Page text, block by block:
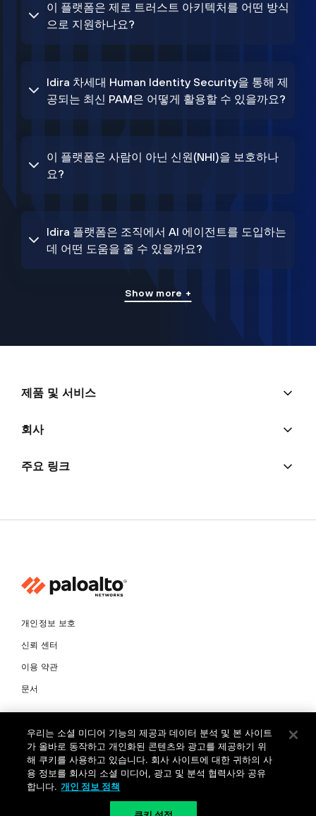
이 플랫폼은 제로 트러스트 아키텍처를 어떤 방식
으로 지원하나요?
Idira 차세대 Human Identity Security을 통해 제
공되는 최신 PAM은 어떻게 활용할 수 있을까요?
이 플랫폼은 사람이 아닌 신원(NHI)을 보호하나
요?
Idira 플랫폼은 조직에서 AI 에이전트를 도입하는
데 어떤 도움을 줄 수 있을까요?
Show more +
제품 및 서비스
회사
주요 링크
개인정보 보호
신뢰 센터
이용 약관
문서
Networks Korea, Ltd. All rights reserved. 여러 가지 상표에 대한
소유권은 각 소유자에게 있습니다. 사업자 등록번호: 120-87-72963.
대표자 : 제프리찰스트루 서울특별시 서초구 서초대로74길 4, 1층 (삼성
생명 서초타워) TEL: +82-2-568-4353
우리는 소셜 미디어 기능의 제공과 데이터 분석 및 본 사이트
가 올바로 동작하고 개인화된 콘텐츠와 광고를 제공하기 위
해 쿠키를 사용하고 있습니다. 회사 사이트에 대한 귀하의 사
용 정보를 회사의 소셜 미디어, 광고 및 분석 협력사와 공유
합니다. 개인 정보 정책